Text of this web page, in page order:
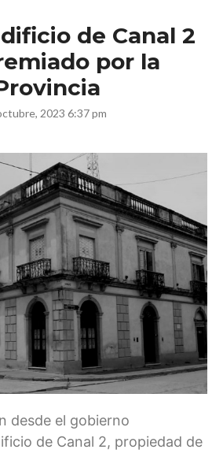
de Canal 2
por la
2023 6:37 pm
desde el gobierno
de Canal 2, propiedad de